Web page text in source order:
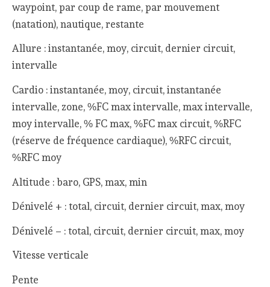
waypoint, par coup de rame, par mouvement
(natation), nautique, restante
Allure : instantanée, moy, circuit, dernier circuit,
intervalle
Cardio : instantanée, moy, circuit, instantanée
intervalle, zone, %FC max intervalle, max intervalle,
moy intervalle, % FC max, %FC max circuit, %RFC
(réserve de fréquence cardiaque), %RFC circuit,
%RFC moy
Altitude : baro, GPS, max, min
Dénivelé + : total, circuit, dernier circuit, max, moy
Dénivelé – : total, circuit, dernier circuit, max, moy
Vitesse verticale
Pente